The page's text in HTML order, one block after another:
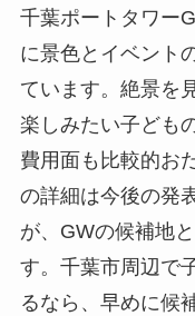
千葉ポートタワー
に景色とイベント
ています。絶景を
楽しみたい子ども
費用面も比較的お
の詳細は今後の発
が、GWの候補地
す。千葉市周辺で
るなら、早めに候